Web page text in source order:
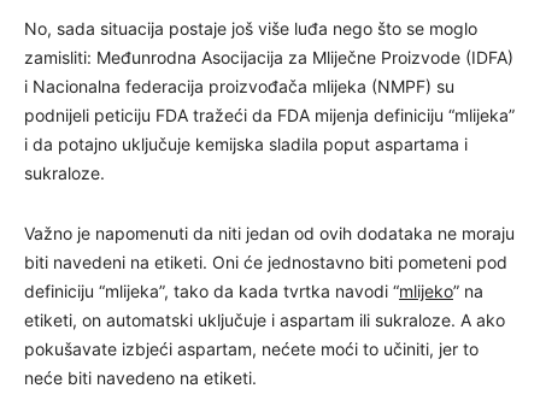
No, sada situacija postaje još više luđa nego što se moglo
zamisliti: Međunrodna Asocijacija za Mliječne Proizvode (IDFA)
i Nacionalna federacija proizvođača mlijeka (NMPF) su
podnijeli peticiju FDA tražeći da FDA mijenja definiciju “mlijeka”
i da potajno uključuje kemijska sladila poput aspartama i
sukraloze.
Važno je napomenuti da niti jedan od ovih dodataka ne moraju
biti navedeni na etiketi. Oni će jednostavno biti pometeni pod
definiciju “mlijeka”, tako da kada tvrtka navodi “mlijeko” na
etiketi, on automatski uključuje i aspartam ili sukraloze. A ako
pokušavate izbjeći aspartam, nećete moći to učiniti, jer to
neće biti navedeno na etiketi.